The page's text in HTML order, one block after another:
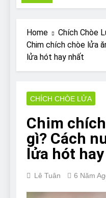
Why
And
Do
How
7
The
7 Năm
and
Home
Chích Chòe
Chim chích chòe lửa
lửa hót hay nhất
CHÍCH CHÒE LỬA
Chim
gì? Cách
lửa hót
Lê Tuân 6 Năm